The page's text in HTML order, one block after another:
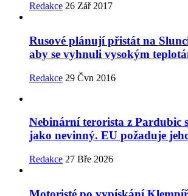
Redakce 26 Zář 2017
Rusové plánují přistát na
aby se vyhnuli vysokým
Redakce 29 Čvn 2016
Nebinární terorista z Pardubic
jako nevinný. EU požaduje
Redakce 27 Bře 2026